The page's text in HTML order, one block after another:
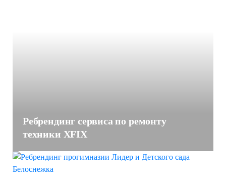
Ребрендинг сервиса по ремонту
техники XFIX